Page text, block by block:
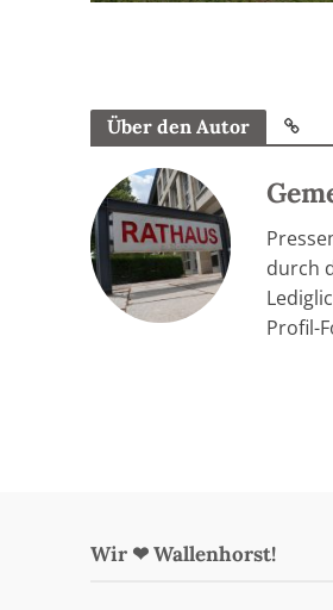
Über den Autor
durch
Profil-
Wir ❤ Wallenhorst!